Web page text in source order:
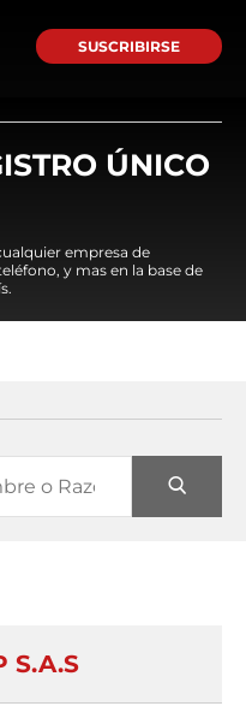
SUSCRIBIRSE
ÚNICO
empresa de
y mas en la base de
S.A.S